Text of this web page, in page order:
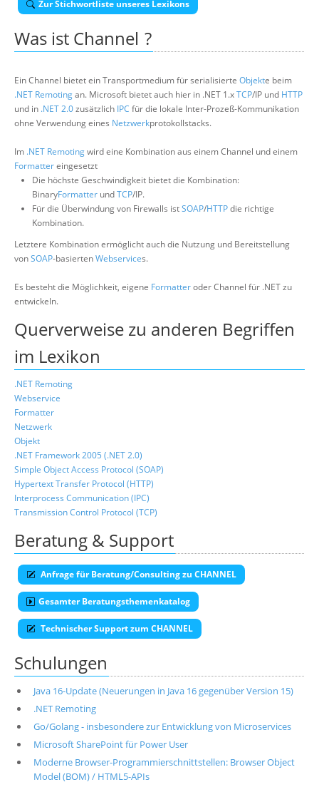
Über uns
Suche
Zur Stichwortliste unseres Lexikons
Was ist Channel ?
Ein Channel bietet ein Transportmedium für serialisierte Objekte beim
.NET Remotingan. Microsoft bietet auch hier in .NET 1.xTCP/IP und HTTP
und in .NET 2.0zusätzlich IPC für die lokale Inter-Prozeß-Kommunikation
ohne Verwendung eines Netzwerkprotokollstacks.
Im .NET Remotingwird eine Kombination aus einem Channel und einem
Formattereingesetzt
Die höchste Geschwindigkeit bietet die Kombination:
BinaryFormatter undTCP/IP.
Für die Überwindung von Firewalls istSOAP/HTTPdie richtige
Kombination.
Letztere Kombination ermöglicht auch die Nutzung und Bereitstellung
vonSOAP-basiertenWebservices.
Es besteht die Möglichkeit, eigene Formatteroder Channel für .NET zu
entwickeln.
Querverweise zu anderen Begriffen
im Lexikon
.NET Remoting
Webservice
Formatter
Netzwerk
Objekt
.NET Framework 2005 (.NET 2.0)
Simple Object Access Protocol (SOAP)
Hypertext Transfer Protocol (HTTP)
Interprocess Communication (IPC)
Transmission Control Protocol (TCP)
Beratung & Support
Anfrage für Beratung/Consulting zu CHANNEL
Gesamter Beratungsthemenkatalog
Technischer Support zum CHANNEL
Schulungen
Java 16-Update (Neuerungen in Java 16 gegenüber Version 15)
.NET Remoting
Go/Golang - insbesondere zur Entwicklung von Microservices
Microsoft SharePoint für Power User
Moderne Browser-Programmierschnittstellen: Browser Object
Model (BOM) / HTML5-APIs